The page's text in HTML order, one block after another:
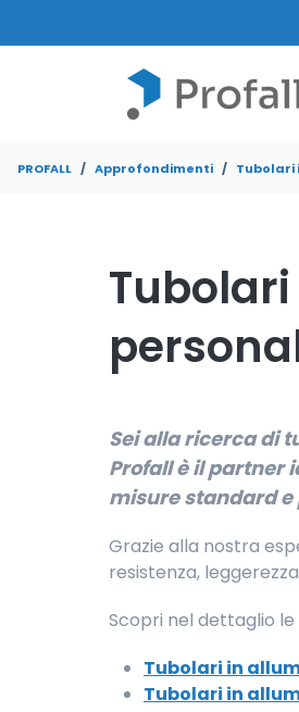
PROFALL Approfondimenti Tubolari
Sei alla ricerca di
Profall è il partner
misure standard
Grazie alla nostra
resistenza,
Scopri nel dettaglio
Tubolari in
Tubolari in